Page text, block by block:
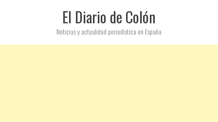
El Diario de Colón
Noticias y actualidad periodística en España